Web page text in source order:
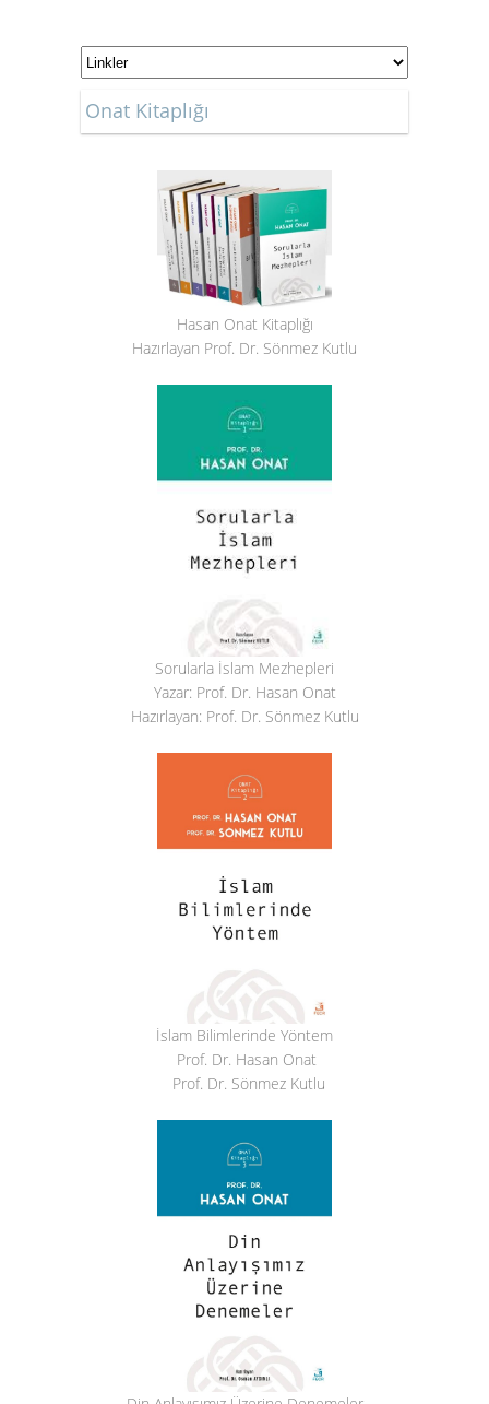
Onat Kitaplığı
Hasan Onat Kitaplığı
Hazırlayan Prof. Dr. Sönmez Kutlu
Sorularla İslam Mezhepleri
Yazar: Prof. Dr. Hasan Onat
Hazırlayan: Prof. Dr. Sönmez Kutlu
İslam Bilimlerinde Yöntem
Prof. Dr. Hasan Onat
Prof. Dr. Sönmez Kutlu